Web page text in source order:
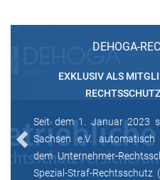
DEHOGA-
EXKLUSIV ALS
Seit dem 1. Januar 2023
Sachsen e.V.
dem Unternehmer-
Spezial-Straf-Rechtsschutz
Previous